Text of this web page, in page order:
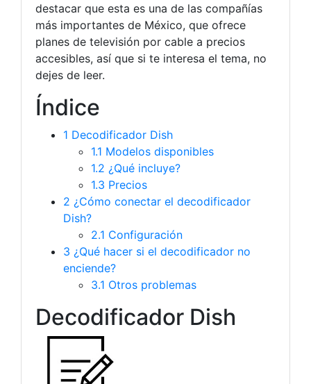
destacar que esta es una de las compañías
más importantes de México, que ofrece
planes de televisión por cable a precios
accesibles, así que si te interesa el tema, no
dejes de leer.
Índice
1 Decodificador Dish
1.1 Modelos disponibles
1.2 ¿Qué incluye?
1.3 Precios
2 ¿Cómo conectar el decodificador
Dish?
2.1 Configuración
3 ¿Qué hacer si el decodificador no
enciende?
3.1 Otros problemas
Decodificador Dish